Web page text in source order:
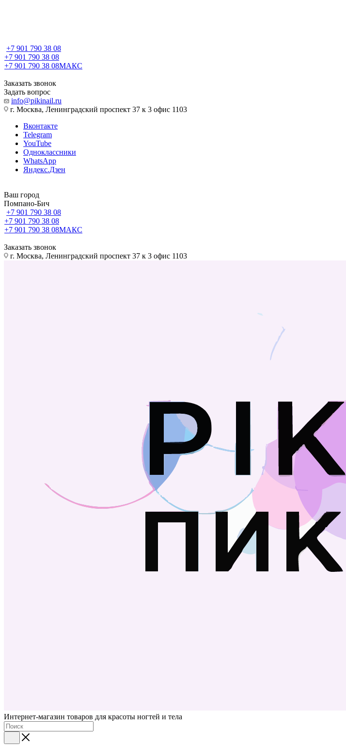
+7 901 790 38 08
+7 901 790 38 08
+7 901 790 38 08МАКС
Заказать звонок
Задать вопрос
info@pikinail.ru
г. Москва, Ленинградский проспект 37 к 3 офис 1103
Вконтакте
Telegram
YouTube
Одноклассники
WhatsApp
Яндекс.Дзен
Ваш город
Помпано-Бич
+7 901 790 38 08
+7 901 790 38 08
+7 901 790 38 08МАКС
Заказать звонок
г. Москва, Ленинградский проспект 37 к 3 офис 1103
Интернет-магазин товаров для красоты ногтей и тела